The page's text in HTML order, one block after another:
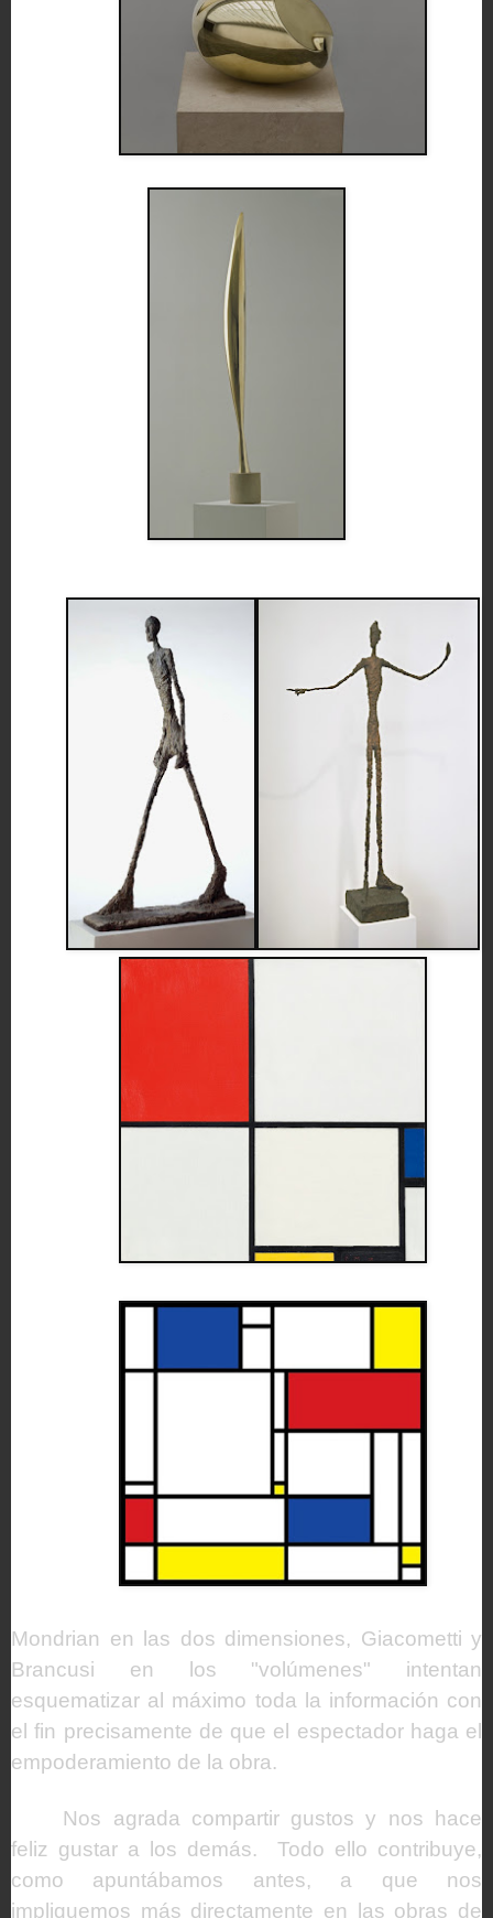
Mondrian en las dos dimensiones, Giacometti y
Brancusi en los "volúmenes" intentan
esquematizar al máximo toda la información con
el fin precisamente de que el espectador haga el
empoderamiento de la obra.
Nos agrada compartir gustos y nos hace
feliz gustar a los demás. Todo ello contribuye,
como apuntábamos antes, a que nos
impliquemos más directamente en las obras de